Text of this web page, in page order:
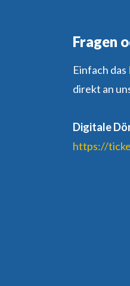
Fragen
Einfach das
direkt an
Digitale
https://